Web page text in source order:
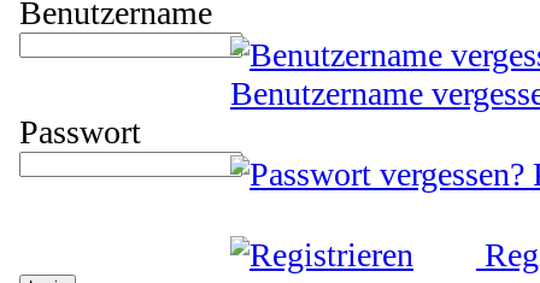
Benutzername
Benutzername
Passwort